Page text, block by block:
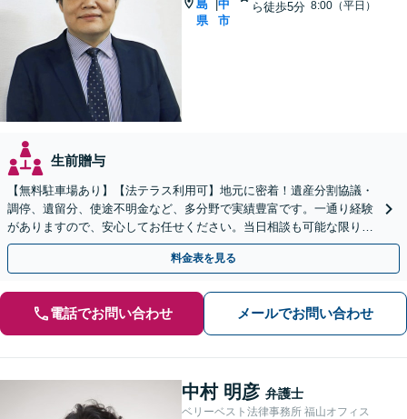
島
県
中
市
ら徒歩5分 8:00（平日）
生前贈与
【無料駐車場あり】【法テラス利用可】地元に密着！遺産分割協議・
調停、遺留分、使途不明金など、多分野で実績豊富です。一通り経験
がありますので、安心してお任せください。当日相談も可能な限り対
応します。悩まずお早めにご相談ください【出張相談対応】
料金表を見る
電話でお問い合わせ メールでお問い合わせ
中村 明彦 弁護士
ベリーベスト法律事務所 福山オフィス